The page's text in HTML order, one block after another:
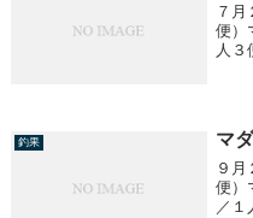
７
便）
人
釣果 マ
９
便）
／１